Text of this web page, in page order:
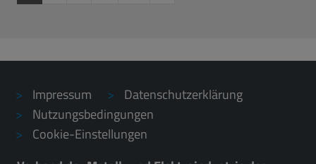
Impressum
Datenschutzerklärung
Nutzungsbedingungen
Cookie-Einstellungen